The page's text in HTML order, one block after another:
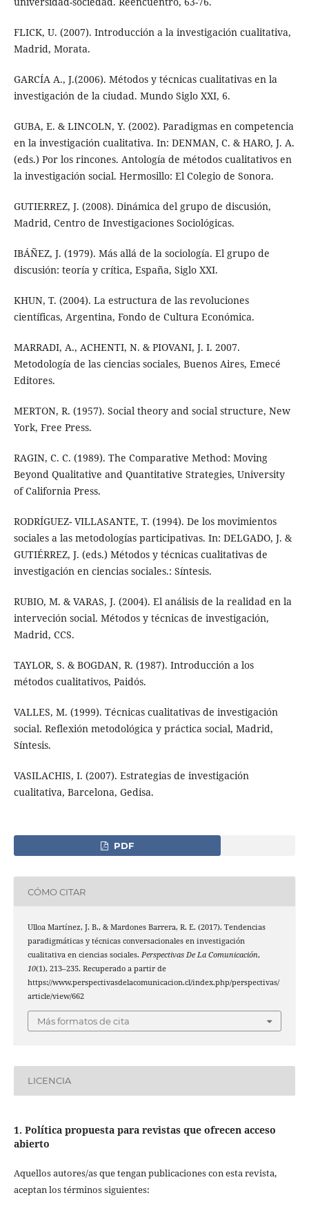
FLICK, U. (2007). Introducción a la investigación cualitativa,
Madrid, Morata.
GARCÍA A., J.(2006). Métodos y técnicas cualitativas en la
investigación de la ciudad. Mundo Siglo XXI, 6.
GUBA, E. & LINCOLN, Y. (2002). Paradigmas en competencia
en la investigación cualitativa. In: DENMAN, C. & HARO, J. A.
(eds.) Por los rincones. Antología de métodos cualitativos en
la investigación social. Hermosillo: El Colegio de Sonora.
GUTIERREZ, J. (2008). Dinámica del grupo de discusión,
Madrid, Centro de Investigaciones Sociológicas.
IBÁÑEZ, J. (1979). Más allá de la sociología. El grupo de
discusión: teoría y crítica, España, Siglo XXI.
KHUN, T. (2004). La estructura de las revoluciones
científicas, Argentina, Fondo de Cultura Económica.
MARRADI, A., ACHENTI, N. & PIOVANI, J. I. 2007.
Metodología de las ciencias sociales, Buenos Aires, Emecé
Editores.
MERTON, R. (1957). Social theory and social structure, New
York, Free Press.
RAGIN, C. C. (1989). The Comparative Method: Moving
Beyond Qualitative and Quantitative Strategies, University
of California Press.
RODRÍGUEZ- VILLASANTE, T. (1994). De los movimientos
sociales a las metodologías participativas. In: DELGADO, J. &
GUTIÉRREZ, J. (eds.) Métodos y técnicas cualitativas de
investigación en ciencias sociales.: Síntesis.
RUBIO, M. & VARAS, J. (2004). El análisis de la realidad en la
interveción social. Métodos y técnicas de investigación,
Madrid, CCS.
TAYLOR, S. & BOGDAN, R. (1987). Introducción a los
métodos cualitativos, Paidós.
VALLES, M. (1999). Técnicas cualitativas de investigación
social. Reflexión metodológica y práctica social, Madrid,
Síntesis.
VASILACHIS, I. (2007). Estrategias de investigación
cualitativa, Barcelona, Gedisa.
PDF
CÓMO CITAR
Ulloa Martínez, J. B., & Mardones Barrera, R. E. (2017). Tendencias
paradigmáticas y técnicas conversacionales en investigación
cualitativa en ciencias sociales. Perspectivas De La Comunicación,
10(1), 213–235. Recuperado a partir de
https://www.perspectivasdelacomunicacion.cl/index.php/perspectivas/
article/view/662
Más formatos de cita
LICENCIA
1. Política propuesta para revistas que ofrecen acceso
abierto
Aquellos autores/as que tengan publicaciones con esta revista,
aceptan los términos siguientes: